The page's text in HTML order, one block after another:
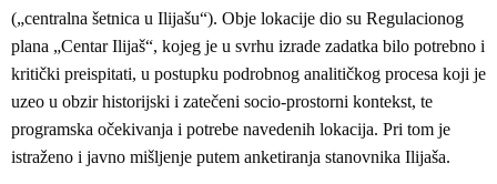
(„centralna šetnica u Ilijašu“). Obje lokacije dio su Regulacionog
plana „Centar Ilijaš“, kojeg je u svrhu izrade zadatka bilo potrebno i
kritički preispitati, u postupku podrobnog analitičkog procesa koji je
uzeo u obzir historijski i zatečeni socio-prostorni kontekst, te
programska očekivanja i potrebe navedenih lokacija. Pri tom je
istraženo i javno mišljenje putem anketiranja stanovnika Ilijaša.